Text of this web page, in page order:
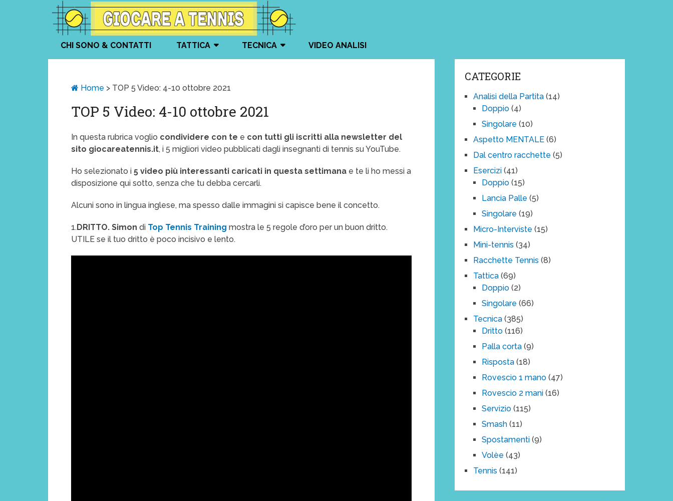
CHI SONO & CONTATTI TATTICA TECNICA VIDEO ANALISI
Home > TOP 5 Video: 4-10 ottobre 2021
TOP 5 Video: 4-10 ottobre 2021
In questa rubrica voglio condividere con te e con tutti gli iscritti alla newsletter del
sito giocareatennis.it, i 5 migliori video pubblicati dagli insegnanti di tennis su YouTube.
Ho selezionato i5 video più interessanti caricati in questa settimana e te li ho messi a
disposizione qui sotto, senza che tu debba cercarli.
Alcuni sono in lingua inglese, ma spesso dalle immagini si capisce bene il concetto.
1.DRITTO. Simon di Top Tennis Trainingmostra le 5 regole d’oro per un buon dritto.
UTILE se il tuo dritto è poco incisivo e lento.
CATEGORIE
Analisi della Partita (14)
Doppio (4)
Singolare (10)
Aspetto MENTALE (6)
Dal centro racchette (5)
Esercizi (41)
Doppio (15)
Lancia Palle (5)
Singolare (19)
Micro-Interviste (15)
Mini-tennis (34)
Racchette Tennis (8)
Tattica (69)
Doppio (2)
Singolare (66)
Tecnica (385)
Dritto (116)
Palla corta (9)
Risposta (18)
Rovescio 1 mano (47)
Rovescio 2 mani (16)
Servizio (115)
Smash (11)
Spostamenti (9)
Volèe (43)
Tennis (141)